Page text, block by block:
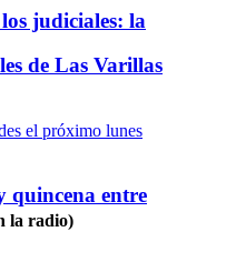
judiciales: la
de Las Varillas
quincena entre
la radio)